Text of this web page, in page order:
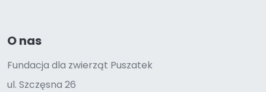
O nas
Fundacja dla zwierząt Puszatek
ul. Szczęsna 26